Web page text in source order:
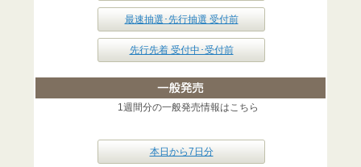
最速抽選･先行抽選 受付前
先行先着 受付中･受付前
1週間分の一般発売情報はこちら
本日から7日分